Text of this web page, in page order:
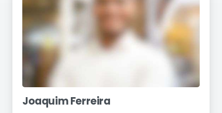
Joaquim Ferreira